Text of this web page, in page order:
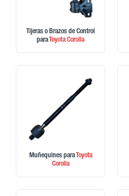
Tijeras o Brazos de Control
para ToyotaCorolla
Muñequines para Toyota
Corolla